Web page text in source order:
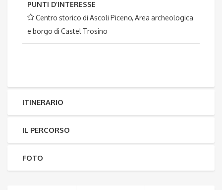
PUNTI D’INTERESSE
Centro storico di Ascoli Piceno, Area archeologica
e borgo di Castel Trosino
ITINERARIO
IL PERCORSO
FOTO